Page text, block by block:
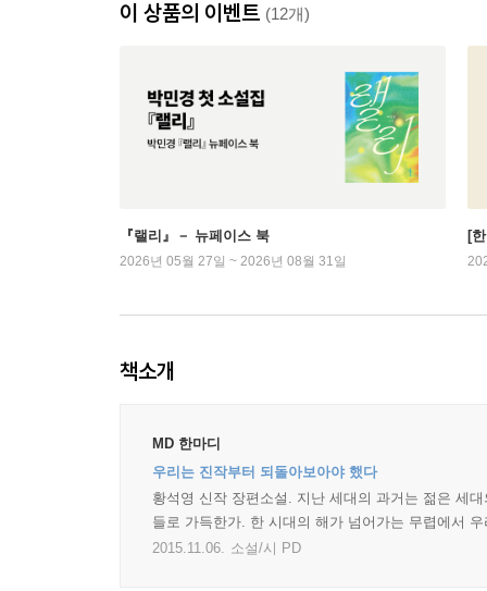
이 상품의 이벤트 (12개)
『랠리』－ 뉴페이스 북
2026년 05월 27일 ~ 2026년 08월 31일
[
책소개
MD 한마디
우리는 진작부터 되돌아보아야 했다
황석영 신작 장편소설. 지난 세대의 과거는 젊은 세
들로 가득한가. 한 시대의 해가 넘어가는 무렵에서
2015.11.06. 소설/시 PD